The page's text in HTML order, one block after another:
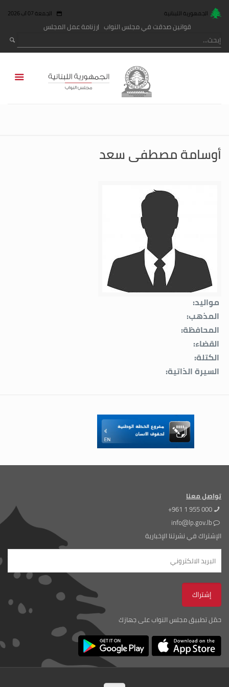
الجمهورية اللبنانية الجمعة 07 آب 2026
قوانين صدقت في مجلس النواب رزنامة عمل المجلس
أوسامة مصطفى سعد
مواليد:
المذهب:
المحافظة:
القضاء:
الكتلة:
السيرة الذاتية:
تواصل معنا
+961 1 955 000
info@lp.gov.lb
الإشتراك في نشرتنا الإخبارية
حمّل تطبيق مجلس النواب على جهازك